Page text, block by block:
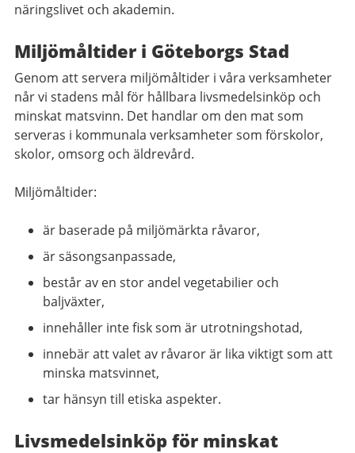
näringslivet och akademin.
Miljömåltider i Göteborgs Stad
Genom att servera miljömåltider i våra verksamheter
når vi stadens mål för hållbara livsmedelsinköp och
minskat matsvinn. Det handlar om den mat som
serveras i kommunala verksamheter som förskolor,
skolor, omsorg och äldrevård.
Miljömåltider:
är baserade på miljömärkta råvaror,
är säsongsanpassade,
består av en stor andel vegetabilier och
baljväxter,
innehåller inte fisk som är utrotningshotad,
innebär att valet av råvaror är lika viktigt som att
minska matsvinnet,
tar hänsyn till etiska aspekter.
Livsmedelsinköp för minskat